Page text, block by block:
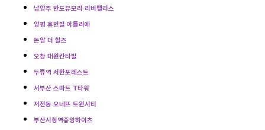
남양주 반도유보라 리버팰리스
양평 휴먼빌 아틀리에
돈암 더 힐즈
오창 대원칸타빌
두류역 서한포레스트
서부산 스마트 T타워
저전동 오네뜨 트윈시티
부산시청역중앙하이츠